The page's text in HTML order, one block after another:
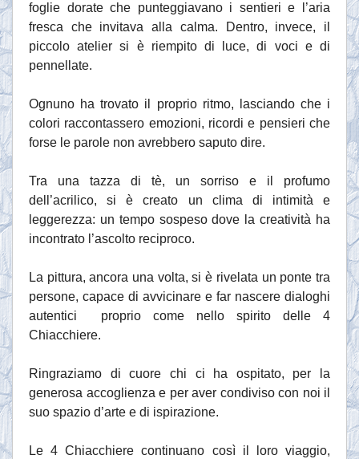
foglie dorate che punteggiavano i sentieri e l’aria
fresca che invitava alla calma. Dentro, invece, il
piccolo atelier si è riempito di luce, di voci e di
pennellate.
Ognuno ha trovato il proprio ritmo, lasciando che i
colori raccontassero emozioni, ricordi e pensieri che
forse le parole non avrebbero saputo dire.
Tra una tazza di tè, un sorriso e il profumo
dell’acrilico, si è creato un clima di intimità e
leggerezza: un tempo sospeso dove la creatività ha
incontrato l’ascolto reciproco.
La pittura, ancora una volta, si è rivelata un ponte tra
persone, capace di avvicinare e far nascere dialoghi
autentici proprio come nello spirito delle 4
Chiacchiere.
Ringraziamo di cuore chi ci ha ospitato, per la
generosa accoglienza e per aver condiviso con noi il
suo spazio d’arte e di ispirazione.
Le 4 Chiacchiere continuano così il loro viaggio,